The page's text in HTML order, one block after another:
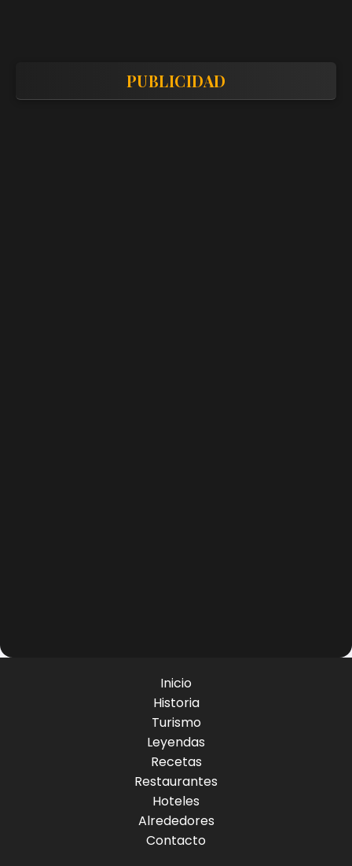
PUBLICIDAD
Inicio
Historia
Turismo
Leyendas
Recetas
Restaurantes
Hoteles
Alrededores
Contacto